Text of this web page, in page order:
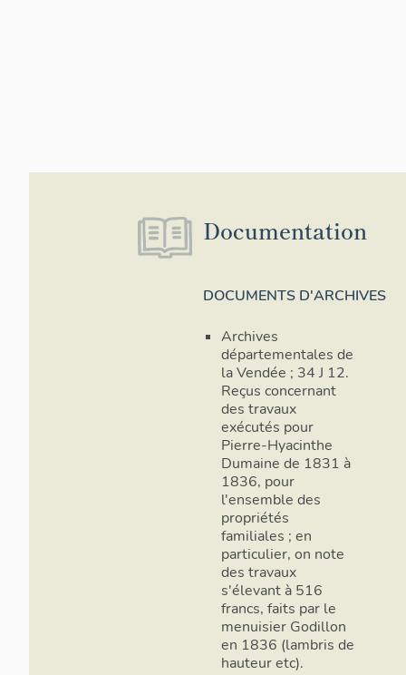
Documentation
DOCUMENTS D'ARCHIVES
Archives
départementales de
la Vendée ; 34 J 12.
Reçus concernant
des travaux
exécutés pour
Pierre-Hyacinthe
Dumaine de 1831 à
1836, pour
l'ensemble des
propriétés
familiales ; en
particulier, on note
des travaux
s'élevant à 516
francs, faits par le
menuisier Godillon
en 1836 (lambris de
hauteur etc).